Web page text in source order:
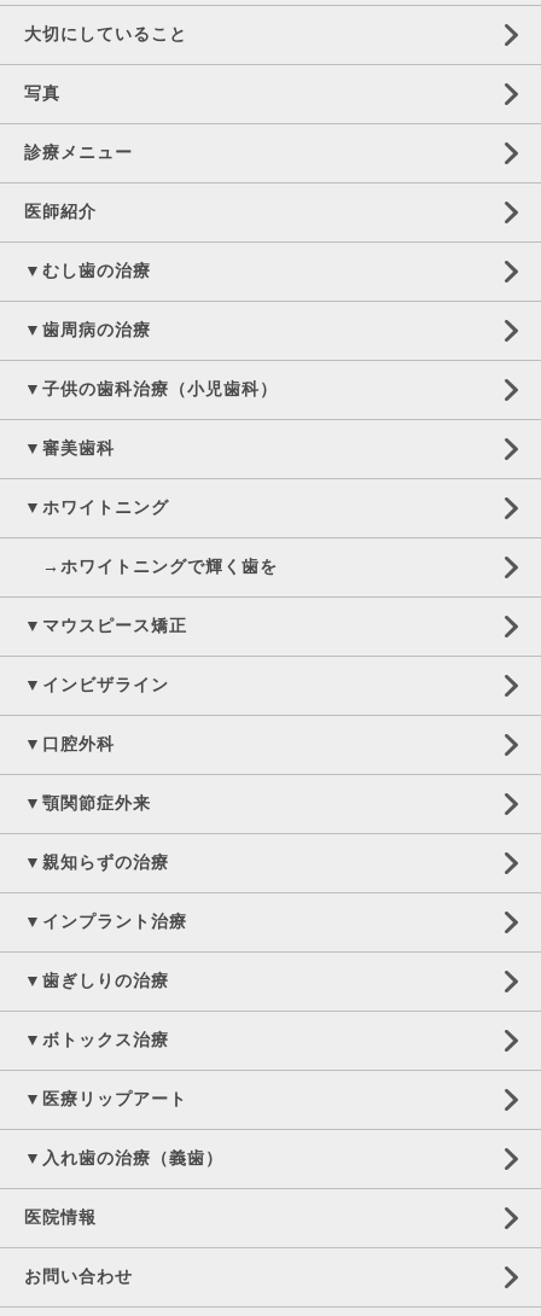
大切にしていること
写真
診療メニュー
医師紹介
▼むし歯の治療
▼歯周病の治療
▼子供の歯科治療（小児歯科）
▼審美歯科
▼ホワイトニング
→ホワイトニングで輝く歯を
▼マウスピース矯正
▼インビザライン
▼口腔外科
▼顎関節症外来
▼親知らずの治療
▼インプラント治療
▼歯ぎしりの治療
▼ボトックス治療
▼医療リップアート
▼入れ歯の治療（義歯）
医院情報
お問い合わせ